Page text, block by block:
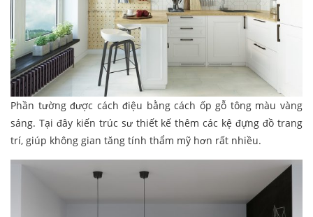
Phần tường được cách điệu bằng cách ốp gỗ tông màu vàng
sáng. Tại đây kiến trúc sư thiết kế thêm các kệ đựng đồ trang
trí, giúp không gian tăng tính thẩm mỹ hơn rất nhiều.